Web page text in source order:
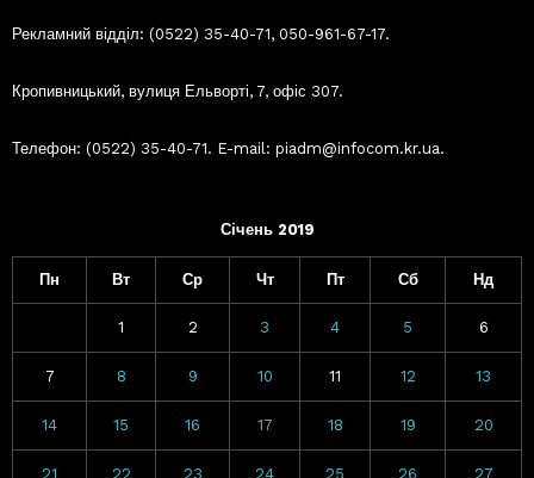
Рекламний відділ: (0522) 35-40-71, 050-961-67-17.
Кропивницький, вулиця Ельворті, 7, офіс 307.
Телефон: (0522) 35-40-71. E-mail: piadm@infocom.kr.ua.
Січень 2019
Пн Вт Ср Чт Пт Сб Нд
1 2 3 4 5 6
7 8 9 10 11 12 13
14 15 16 17 18 19 20
21 22 23 24 25 26 27